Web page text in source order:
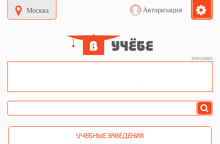
Москва Авторизация
реклама
УЧЕБНЫЕ ЗАВЕДЕНИЯ